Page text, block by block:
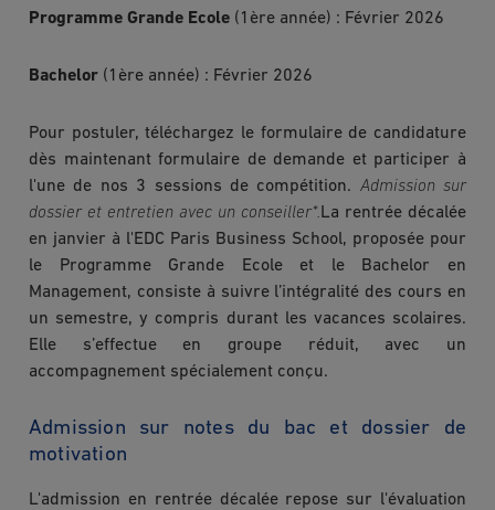
et les compétences humaines, telles que le
fait de ce programme une formation complète et
d’aujourd’hui.
Programme Grande Ecole (1ère année) : Février 2026
Bachelor (1ère année) : Février 2026
Pour postuler, téléchargez le formulaire de candidature
dès maintenant formulaire de demande et participer à
l'une de nos 3 sessions de compétition. Admission sur
dossier et entretien avec un conseiller*.La rentrée décalée
en janvier à l'EDC Paris Business School, proposée pour
le Programme Grande Ecole et le Bachelor en
Management, consiste à suivre l’intégralité des cours en
un semestre, y compris durant les vacances scolaires.
Elle s’effectue en groupe réduit, avec un
accompagnement spécialement conçu.
Admission sur notes du bac et dossier de
motivation
L'admission en rentrée décalée repose sur l'évaluation